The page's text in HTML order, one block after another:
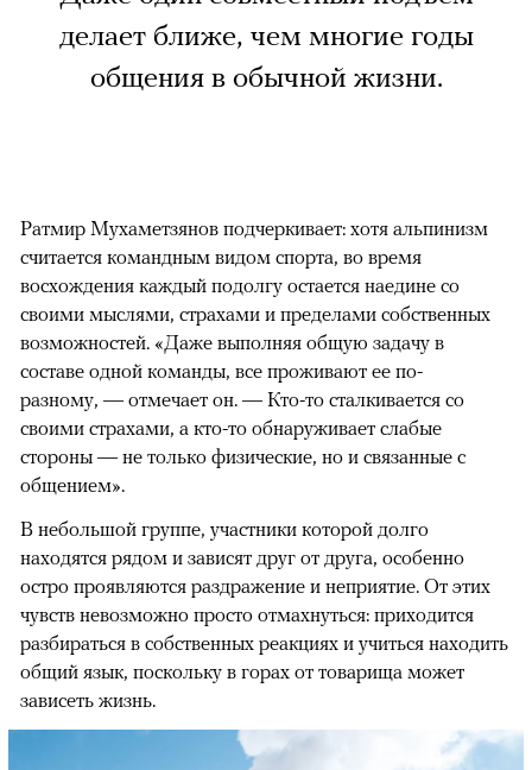
делает ближе, чем многие годы
общения в обычной жизни.
Ратмир Мухаметзянов подчеркивает: хотя альпинизм
считается командным видом спорта, во время
восхождения каждый подолгу остается наедине со
своими мыслями, страхами и пределами собственных
возможностей. «Даже выполняя общую задачу в
составе одной команды, все проживают ее по-
разному, — отмечает он. — Кто-то сталкивается со
своими страхами, а кто-то обнаруживает слабые
стороны — не только физические, но и связанные с
общением».
В небольшой группе, участники которой долго
находятся рядом и зависят друг от друга, особенно
остро проявляются раздражение и неприятие. От этих
чувств невозможно просто отмахнуться: приходится
разбираться в собственных реакциях и учиться находить
общий язык, поскольку в горах от товарища может
зависеть жизнь.